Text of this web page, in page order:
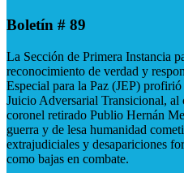
Boletín # 89
La Sección de Primera Instancia
reconocimiento de verdad y
Especial para la Paz (JEP)
Juicio Adversarial Transicional, al
coronel retirado Publio Hernán
guerra y de lesa humanidad
extrajudiciales y desapariciones
como bajas en combate.